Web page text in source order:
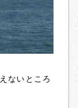
ないところ